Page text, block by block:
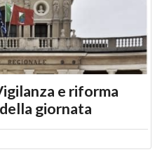
e riforma
giornata